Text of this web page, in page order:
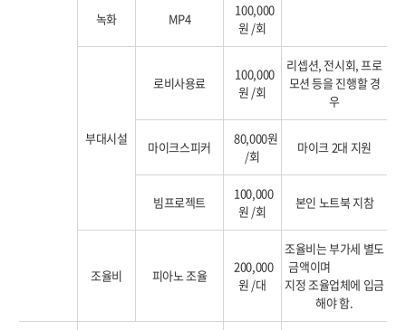
녹화 MP4
100,000
원 /회
부대시설
로비사용료
100,000
원 /회
리셉션, 전시회, 프로
모션 등을 진행할 경
우
마이크스피커
80,000원
/회
마이크 2대 지원
빔프로젝트
100,000
원 /회
본인 노트북 지참
조율비 피아노 조율
200,000
원 /대
조율비는 부가세 별도
금액이며
지정 조율업체에 입금
해야 함.